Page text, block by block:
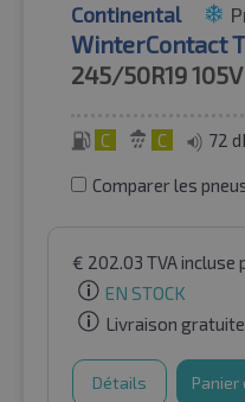
Continental
WinterContact
245/50R19105V
C C 72
Comparer les
€ 202.03 TVA incluse
EN STOCK
Livraison gratuite
Détails Panier